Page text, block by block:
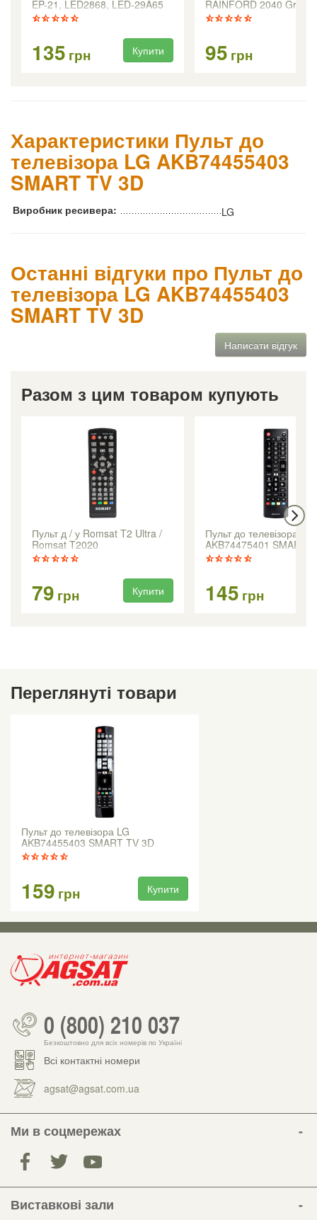
EP-21, LED2868, LED-29A65
135 грн Купити
RAINFORD 2040 Grey
95 грн
Характеристики Пульт до
телевізора LG AKB74455403
SMART TV 3D
Виробник ресивера: LG
Останні відгуки про Пульт до
телевізора LG AKB74455403
SMART TV 3D
Написати відгук
Разом з цим товаром купують
Пульт д / у Romsat T2 Ultra /
Romsat T2020
79 грн Купити
Пульт до телевізора LG
AKB74475401 SMART
короткий корпус
145 грн
Переглянуті товари
Пульт до телевізора LG
AKB74455403 SMART TV 3D
159 грн Купити
0 (800) 210 037
Безкоштовно для всіх номерів по Україні
Всі контактні номери
agsat@agsat.com.ua
Ми в соцмережах
Виставкові зали